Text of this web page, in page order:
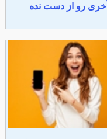
آخری رو از دست نده